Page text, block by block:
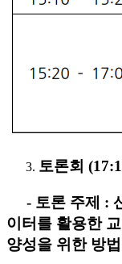
토론회
- 토론 주제 :
이터를 활용한
양성을 위한 방법